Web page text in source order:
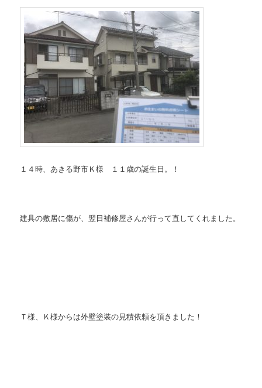
１４時、あきる野市Ｋ様 １１歳の誕生日。！
建具の敷居に傷が、翌日補修屋さんが行って直してくれました。
Ｔ様、Ｋ様からは外壁塗装の見積依頼を頂きました！